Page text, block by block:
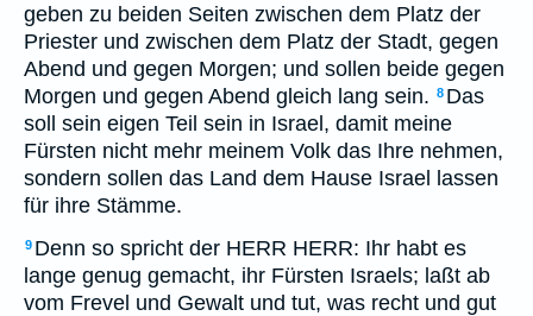
geben zu beiden Seiten zwischen dem Platz der
Priester und zwischen dem Platz der Stadt, gegen
Abend und gegen Morgen; und sollen beide gegen
Morgen und gegen Abend gleich lang sein. 8 Das
soll sein eigen Teil sein in Israel, damit meine
Fürsten nicht mehr meinem Volk das Ihre nehmen,
sondern sollen das Land dem Hause Israel lassen
für ihre Stämme.
9 Denn so spricht der HERR HERR: Ihr habt es
lange genug gemacht, ihr Fürsten Israels; laßt ab
vom Frevel und Gewalt und tut, was recht und gut